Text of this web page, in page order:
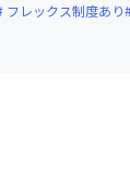
フレックス制度あり